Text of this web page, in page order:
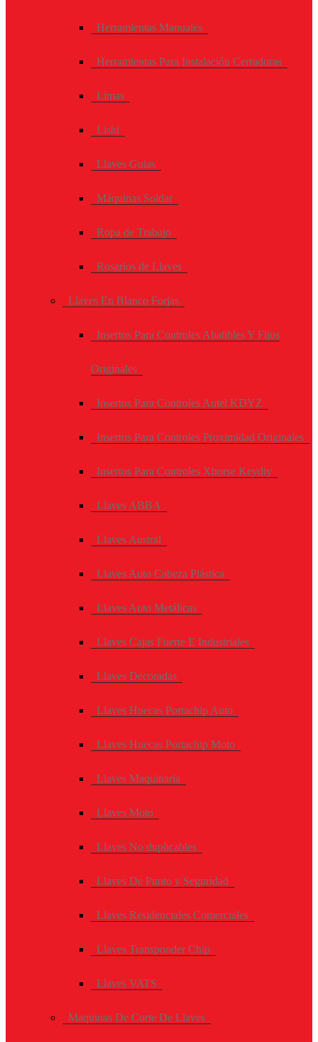
Herramientas Manuales
Herramientas Para Instalación Cerraduras
Limas
Lishi
Llaves Guias
Máquinas Soldar
Ropa de Trabajo
Rosarios de Llaves
Llaves En Blanco Forjas
Insertos Para Controles Abatibles Y Fijos
Originales
Insertos Para Controles Autel KDYZ
Insertos Para Controles Proximidad Originales
Insertos Para Controles Xhorse Keydiy
Llaves ABBA
Llaves Austral
Llaves Auto Cabeza Plástica
Llaves Auto Metálicas
Llaves Cajas Fuerte E Industriales
Llaves Decoradas
Llaves Huecas Portachip Auto
Llaves Huecas Portachip Moto
Llaves Maquinaria
Llaves Moto
Llaves No duplicables
Llaves De Punto y Seguridad
Llaves Residenciales Comerciales
Llaves Transponder Chip
Llaves VATS
Maquinas De Corte De Llaves